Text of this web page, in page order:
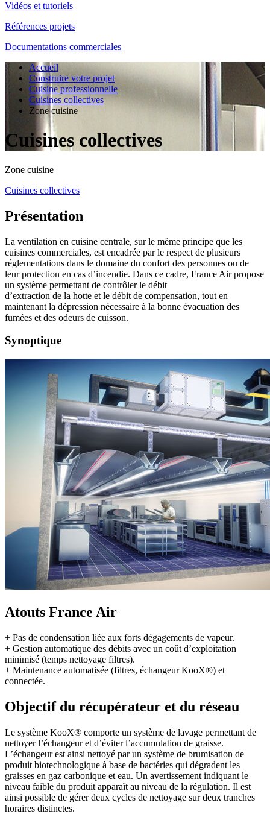
Vidéos et tutoriels
Références projets
Documentations commerciales
Accueil
Construire votre projet
Cuisine professionnelle
Cuisines collectives
Zone cuisine
Cuisines collectives
Zone cuisine
Cuisines collectives
Présentation
La ventilation en cuisine centrale, sur le même principe que les
cuisines commerciales, est encadrée par le respect de plusieurs
réglementations dans le domaine du confort des personnes ou de
leur protection en cas d’incendie. Dans ce cadre, France Air propose
un système permettant de contrôler le débit
d’extraction de la hotte et le débit de compensation, tout en
maintenant la dépression nécessaire à la bonne évacuation des
fumées et des odeurs de cuisson.
Synoptique
Atouts France Air
+ Pas de condensation liée aux forts dégagements de vapeur.
+ Gestion automatique des débits avec un coût d’exploitation
minimisé (temps nettoyage filtres).
+ Maintenance automatisée (filtres, échangeur KooX®) et
connectée.
Objectif du récupérateur et du réseau
Le système KooX® comporte un système de lavage permettant de
nettoyer l’échangeur et d’éviter l’accumulation de graisse.
L’échangeur est ainsi nettoyé par un système de brumisation de
produit biotechnologique à base de bactéries qui dégradent les
graisses en gaz carbonique et eau. Un avertissement indiquant le
niveau faible du produit apparaît au niveau de la régulation. Il est
ainsi possible de gérer deux cycles de nettoyage sur deux tranches
horaires distinctes.